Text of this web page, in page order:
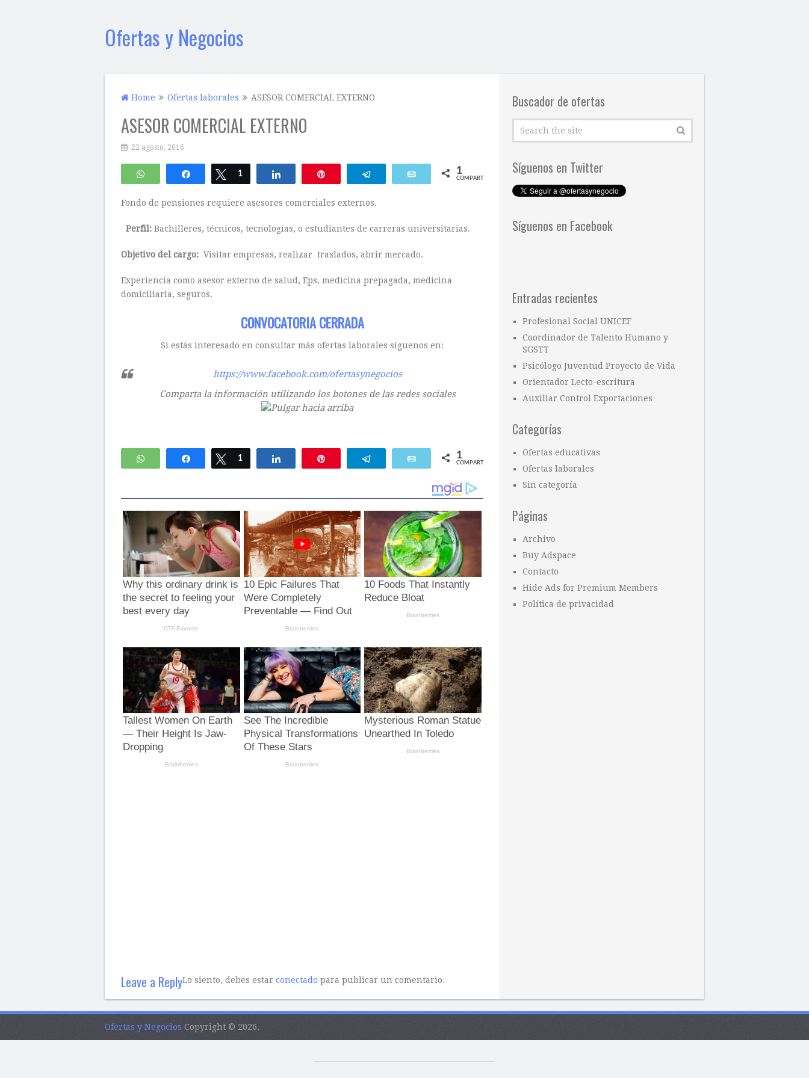
Ofertas y Negocios
Home Ofertas laborales ASESOR COMERCIAL EXTERNO
ASESOR COMERCIAL EXTERNO
22 agosto, 2016
WhatsApp Compartir Twittear
1 Compartir Telegram Email 1
COMPARTIR
Fondo de pensiones requiere asesores comerciales externos.
Perfil: Bachilleres, técnicos, tecnologías, o estudiantes de carreras universitarias.
Objetivo del cargo: Visitar empresas, realizar traslados, abrir mercado.
Experiencia como asesor externo de salud, Eps, medicina prepagada, medicina
domiciliaria, seguros.
CONVOCATORIA CERRADA
Si estás interesado en consultar más ofertas laborales síguenos en:
https://www.facebook.com/ofertasynegocios
Comparta la información utilizando los botones de las redes sociales
WhatsApp Compartir Twittear
1 Compartir Telegram Email 1
COMPARTIR
Leave a ReplyLo siento, debes estar conectado para publicar un comentario.
Buscador de ofertas
Síguenos en Twitter
Síguenos en Facebook
Entradas recientes
Profesional Social UNICEF
Coordinador de Talento Humano y
SGSTT
Psicólogo Juventud Proyecto de Vida
Orientador Lecto-escritura
Auxiliar Control Exportaciones
Categorías
Ofertas educativas
Ofertas laborales
Sin categoría
Páginas
Archivo
Buy Adspace
Contacto
Hide Ads for Premium Members
Política de privacidad
Ofertas y Negocios Copyright © 2026.